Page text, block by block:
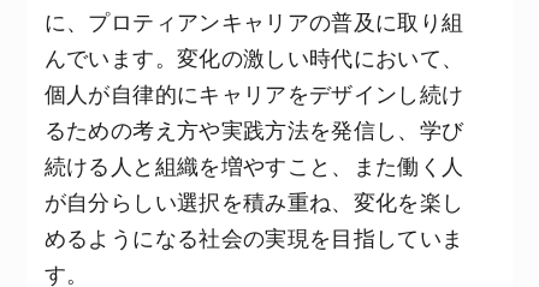
に、プロティアンキャリアの普及に取り組
んでいます。変化の激しい時代において、
個人が自律的にキャリアをデザインし続け
るための考え方や実践方法を発信し、学び
続ける人と組織を増やすこと、また働く人
が自分らしい選択を積み重ね、変化を楽し
めるようになる社会の実現を目指していま
す。